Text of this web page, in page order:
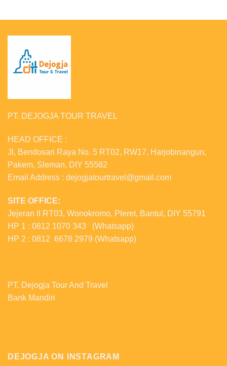
PT. DEJOGJA TOUR TRAVEL
HEAD OFFICE :
Jl, Bendosari Raya No. 5 RT02, RW17, Harjobinangun,
Pakem, Sleman, DIY 55582
Email Address : dejogjatourtravel@gmail.com
SITE OFFICE:
Jejeran II RT03, Wonokromo, Pleret, Bantul, DIY 55791
HP 1 : 0812 1070 343 (Whatsapp)
HP 2 : 0812 6678 2979 (Whatsapp)
PT. Dejogja Tour And Travel
Bank Mandiri
DEJOGJA ON INSTAGRAM